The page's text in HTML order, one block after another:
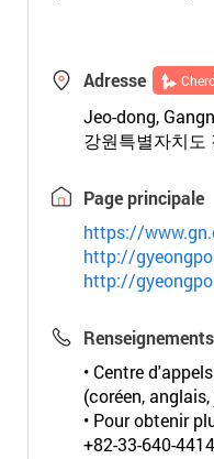
Adresse
Jeo-dong,
강원특별자치도
Page principale
https://
http://
http://
Renseignements
• Centre
(coréen,
• Pour obtenir
+82-33-640-